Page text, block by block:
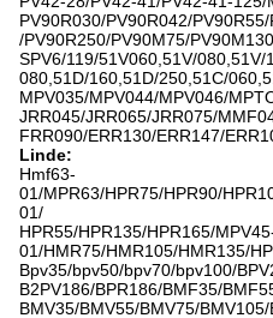
PV90R030/PV90R042/
/PV90R250/PV90M75/
SPV6/119/51V060,51V/
080,51D/160,51D/250,51C/
MPV035/MPV044/MPV046/
JRR045/JRR065/JRR075/
FRR090/ERR130/ERR147/
Linde:
Hmf63-
01/MPR63/HPR75/HPR90/
01/
HPR55/HPR135/HPR165/
01/HMR75/HMR105/HMR135/
Bpv35/bpv50/bpv70/bpv100/
B2PV186/BPR186/BMF35/
BMV35/BMV55/BMV75/